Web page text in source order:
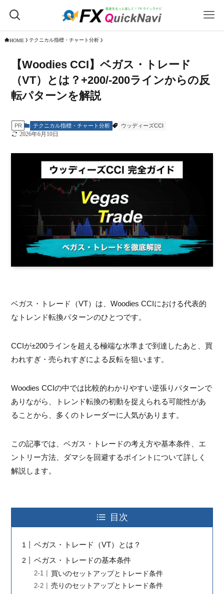
HOME テクニカル指標・チャート分析
【Woodies CCI】ベガス・トレード
（VT）とは？+200/-200ラインからの反
転パターンを解説
PR テクニカル指標・チャート分析
ウッディーズCCI
2026年6月10日
ベガス・トレード（VT）は、Woodies CCIにおける代表的
なトレンド転換パターンのひとつです。
CCIが±200ラインを超える極端な水準まで到達したあと、買
われすぎ・売られすぎによる反転を狙います。
Woodies CCIの中では比較的わかりやすい逆張りパターンで
ありながら、トレンド転換の初動を捉えられる可能性があ
ることから、多くのトレーダーに人気があります。
この記事では、ベガス・トレードの考え方や基本条件、エ
ントリー方法、ダマシを回避するポイントについて詳しく
解説します。
目次
ベガス・トレード（VT）とは？
ベガス・トレードの基本条件
買いのセットアップとトレード条件
売りのセットアップとトレード条件